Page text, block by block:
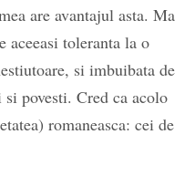
are avantajul asta. Ma
aceeasi toleranta la o
si imbuibata de
povesti. Cred ca acolo
romaneasca: cei de